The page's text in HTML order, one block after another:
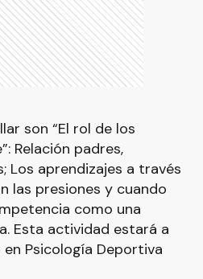
son “El rol de los
Relación padres,
Los aprendizajes a través
las presiones y cuando
como una
Esta actividad estará a
Psicología Deportiva